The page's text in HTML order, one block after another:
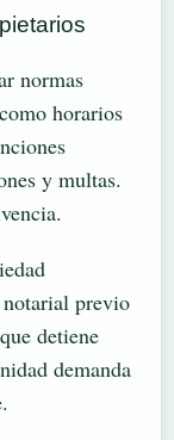
normas
horarios
y multas.
previo
detiene
demanda